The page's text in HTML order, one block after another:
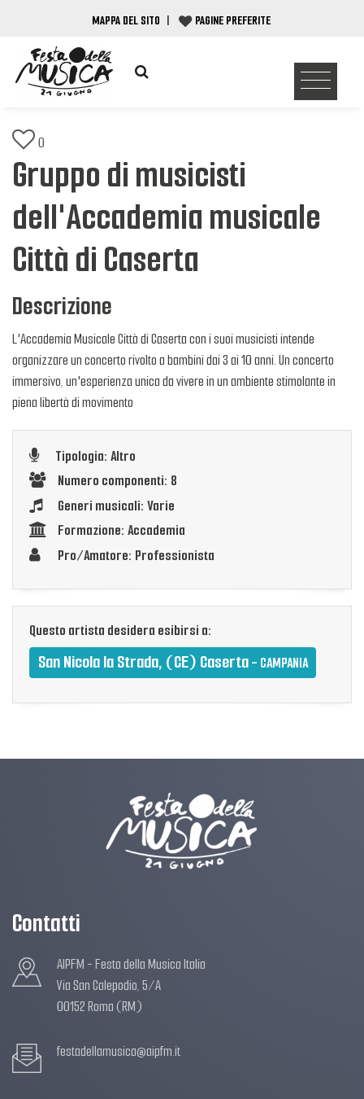
MAPPA DEL SITO | PAGINE PREFERITE
0
Gruppo di musicisti
dell'Accademia musicale
Città di Caserta
Descrizione
L'Accademia Musicale Città di Caserta con i suoi musicisti intende
organizzare un concerto rivolto a bambini dai 3 ai 10 anni. Un concerto
immersivo, un'esperienza unica da vivere in un ambiente stimolante in
piena libertà di movimento
Tipologia: Altro
Numero componenti: 8
Generi musicali: Varie
Formazione: Accademia
Pro/Amatore: Professionista
Questo artista desidera esibirsi a:
San Nicola la Strada, (CE) Caserta- CAMPANIA
Contatti
AIPFM - Festa della Musica Italia
Via San Calepodio, 5/A
00152 Roma (RM)
festadellamusica@aipfm.it